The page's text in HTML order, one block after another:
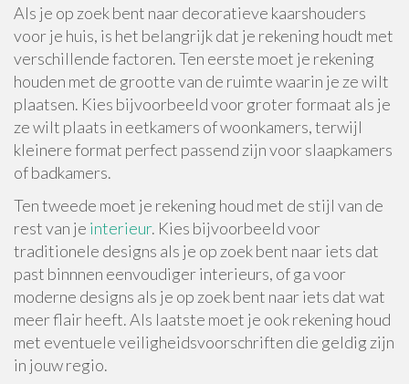
Als je op zoek bent naar decoratieve kaarshouders
voor je huis, is het belangrijk dat je rekening houdt met
verschillende factoren. Ten eerste moet je rekening
houden met de grootte van de ruimte waarin je ze wilt
plaatsen. Kies bijvoorbeeld voor groter formaat als je
ze wilt plaats in eetkamers of woonkamers, terwijl
kleinere format perfect passend zijn voor slaapkamers
of badkamers.
Ten tweede moet je rekening houd met de stijl van de
rest van je interieur. Kies bijvoorbeeld voor
traditionele designs als je op zoek bent naar iets dat
past binnnen eenvoudiger interieurs, of ga voor
moderne designs als je op zoek bent naar iets dat wat
meer flair heeft. Als laatste moet je ook rekening houd
met eventuele veiligheidsvoorschriften die geldig zijn
in jouw regio.